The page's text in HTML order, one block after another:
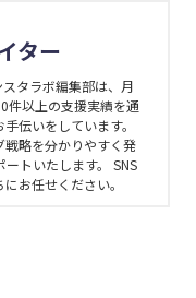
ター
タラボ編集部は、月
件以上の支援実績を通
伝いをしています。
略を分かりやすく発
トいたします。 SNS
お任せください。